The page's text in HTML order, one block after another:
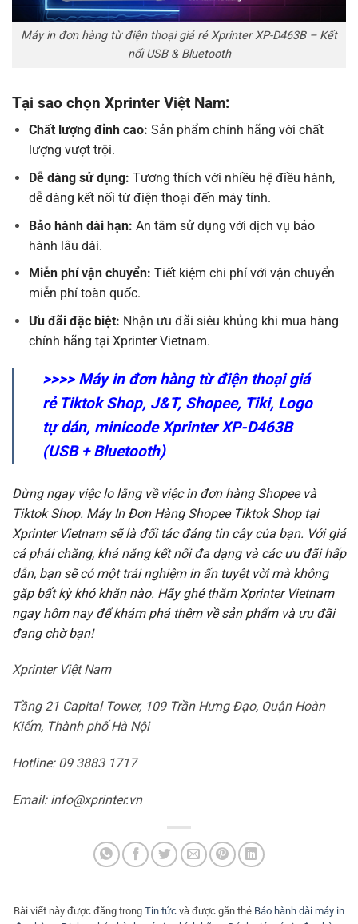
Máy in đơn hàng từ điện thoại giá rẻ Xprinter XP-D463B – Kết
nối USB & Bluetooth
Tại sao chọn Xprinter Việt Nam:
Chất lượng đỉnh cao: Sản phẩm chính hãng với chất
lượng vượt trội.
Dễ dàng sử dụng: Tương thích với nhiều hệ điều hành,
dễ dàng kết nối từ điện thoại đến máy tính.
Bảo hành dài hạn: An tâm sử dụng với dịch vụ bảo
hành lâu dài.
Miễn phí vận chuyển: Tiết kiệm chi phí với vận chuyển
miễn phí toàn quốc.
Ưu đãi đặc biệt: Nhận ưu đãi siêu khủng khi mua hàng
chính hãng tại Xprinter Vietnam.
>>>> Máy in đơn hàng từ điện thoại giá
rẻ Tiktok Shop, J&T, Shopee, Tiki, Logo
tự dán, minicode Xprinter XP-D463B
(USB + Bluetooth)
Dừng ngay việc lo lắng về việc in đơn hàng Shopee và
Tiktok Shop. Máy In Đơn Hàng Shopee Tiktok Shop tại
Xprinter Vietnam sẽ là đối tác đáng tin cậy của bạn. Với giá
cả phải chăng, khả năng kết nối đa dạng và các ưu đãi hấp
dẫn, bạn sẽ có một trải nghiệm in ấn tuyệt vời mà không
gặp bất kỳ khó khăn nào. Hãy ghé thăm Xprinter Vietnam
ngay hôm nay để khám phá thêm về sản phẩm và ưu đãi
đang chờ bạn!
Xprinter Việt Nam
Tầng 21 Capital Tower, 109 Trần Hưng Đạo, Quận Hoàn
Kiếm, Thành phố Hà Nội
Hotline: 09 3883 1717
Email: info@xprinter.vn
Bài viết này được đăng trong Tin tức và được gắn thẻ Bảo hành dài máy in